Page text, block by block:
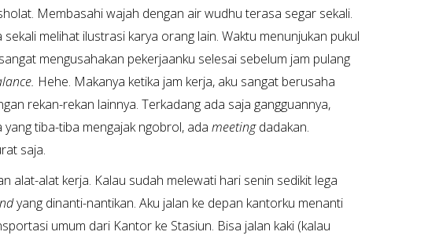
Membasahi wajah dengan air wudhu terasa segar sekali.
melihat ilustrasi karya orang lain. Waktu menunjukan pukul
mengusahakan pekerjaanku selesai sebelum jam pulang
Hehe. Makanya ketika jam kerja, aku sangat berusaha
rekan-rekan lainnya. Terkadang ada saja gangguannya,
tiba-tiba mengajak ngobrol, adameetingdadakan.
saja.
alat-alat kerja. Kalau sudah melewati hari senin sedikit lega
yang dinanti-nantikan. Aku jalan ke depan kantorku menanti
umum dari Kantor ke Stasiun. Bisa jalan kaki (kalau